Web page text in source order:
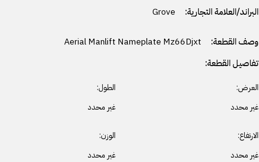
البراند/العلامة التجارية:
وصف القطعة:
تفاصيل القطعة:
العرض:
غير محدد
الطول:
غير محدد
الارتفاع:
غير محدد
الوزن:
غير محدد